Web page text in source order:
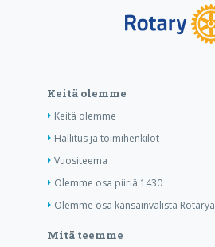
Keitä olemme
Keitä olemme
Hallitus ja toimihenkilöt
Vuositeema
Olemme osa piiriä 1430
Olemme osa kansainvälistä Rotarya
Mitä teemme